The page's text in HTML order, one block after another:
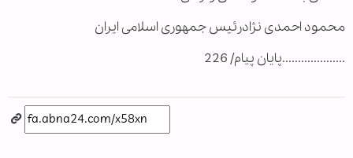
محمود احمدی نژادرئیس جمهوری اسلامی ایران
....................پايان پيام/ 226